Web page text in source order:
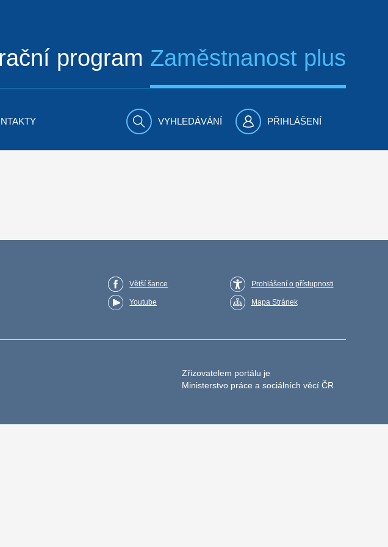
program Zaměstnanost plus
VYHLEDÁVÁNÍ PŘIHLÁŠENÍ
Větší šance
Youtube
Prohlášení o přístupnosti
Mapa Stránek
Zřizovatelem portálu je
Ministerstvo práce a sociálních věcí ČR